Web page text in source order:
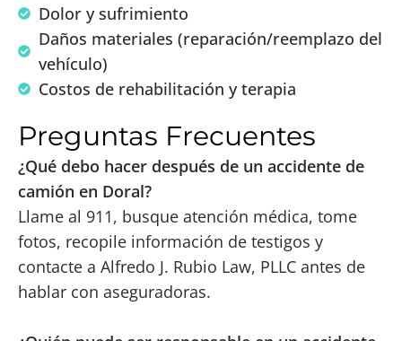
Dolor y sufrimiento
Daños materiales (reparación/reemplazo del
vehículo)
Costos de rehabilitación y terapia
Preguntas Frecuentes
¿Qué debo hacer después de un accidente de
camión en Doral?
Llame al 911, busque atención médica, tome
fotos, recopile información de testigos y
contacte a Alfredo J. Rubio Law, PLLC antes de
hablar con aseguradoras.